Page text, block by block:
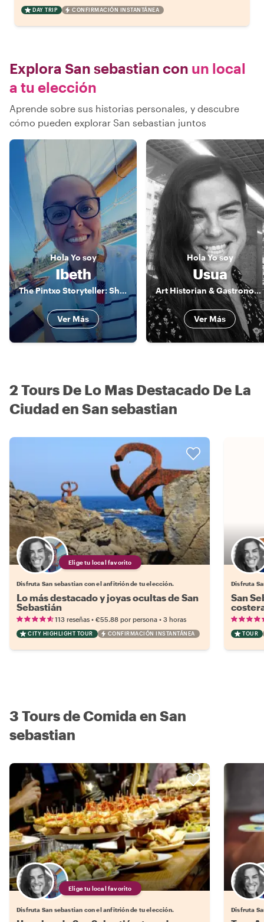
DAY TRIP CONFIRMACIÓN INSTANTÁNEA
Explora San sebastian con un local
a tu elección
Aprende sobre sus historias personales, y descubre
cómo pueden explorar San sebastian juntos
Hola Yo soy
Ibeth
The Pintxo Storyteller: Sharing San Sebastián Through Food, History & Heart
Ver Más
HolaYo soy
Usua
Art Historian & Gastronomic Curator
Ver Más
2 Tours De Lo Mas Destacado De La
Ciudad en San sebastian
Elige tu local favorito
Disfruta San sebastian con el anfitrión de tu elección.
Lo más destacado y joyas ocultas de San
Sebastián
113 reseñas • €55.88 por persona • 3 horas
CITY HIGHLIGHT TOUR CONFIRMACIÓN INSTANTÁNEA
Disfruta
San
locales
TOUR
3 Tours de Comida en San
sebastian
Elige tu local favorito
Disfruta San sebastian con el anfitrión de tu elección. Disfruta